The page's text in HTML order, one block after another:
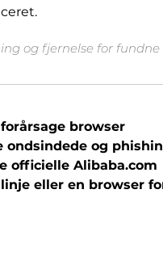
og fjernelse for fundne
browser
og
officielle Alibaba.com
eller en browser